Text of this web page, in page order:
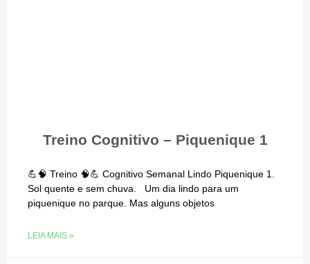
Treino Cognitivo – Piquenique 1
💪🧠 Treino 🧠💪 Cognitivo Semanal Lindo Piquenique 1.
Sol quente e sem chuva. Um dia lindo para um
piquenique no parque. Mas alguns objetos
LEIA MAIS »